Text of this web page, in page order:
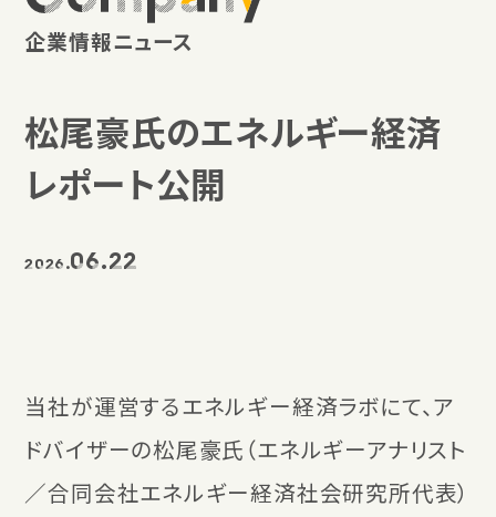
企業情報ニュース
松尾豪氏のエネルギー経済
レポート公開
2026.06.22
当社が運営するエネルギー経済ラボにて、ア
ドバイザーの松尾豪氏（エネルギーアナリスト
／合同会社エネルギー経済社会研究所代表）